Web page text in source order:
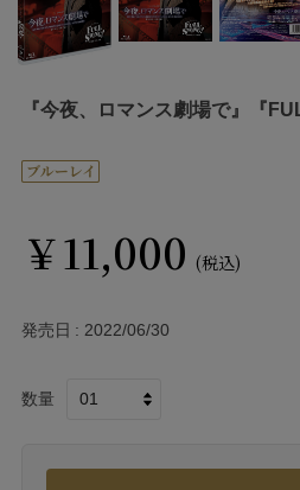
『今夜、ロマンス劇場で』『
￥11,000 (税込)
発売日 2022/06/30
数量